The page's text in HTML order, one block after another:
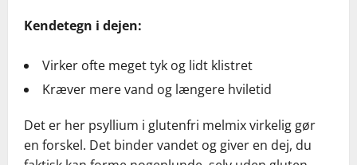
Kendetegn i dejen:
Virker ofte meget tyk og lidt klistret
Kræver mere vand og længere hviletid
Det er her psyllium i glutenfri melmix virkelig gør
en forskel. Det binder vandet og giver en dej, du